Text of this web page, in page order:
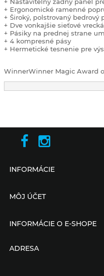
+ Ergonomické ramenné
+ Široký, polstrovaný bedrový
+ Dve vonkajšie sieťové
+ Pásiky na prednej strane
+ 4 kompresné pásy
+ Hermetické tesnenie pre
WinnerWinner Magic Award
INFORMÁCIE
MÔJ ÚČET
INFORMÁCIE O E-SHOPE
ADRESA